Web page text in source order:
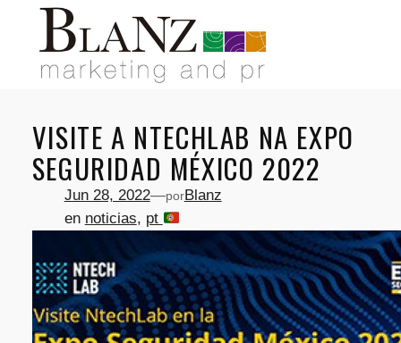
contenido
VISITE A NTECHLAB NA EXPO
SEGURIDAD MÉXICO 2022
Jun 28, 2022—porBlanz
en noticias, pt